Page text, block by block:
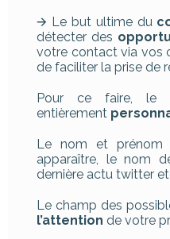
🡪 Le but ultime du
détecter des
votre contact via vos
de faciliter la prise de
Pour ce faire, le
entièrement
Le nom et prénom
apparaître, le nom
dernière actu twitter
Le champ des
l’attention de votre